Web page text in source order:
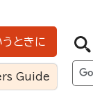
ときに
Guide